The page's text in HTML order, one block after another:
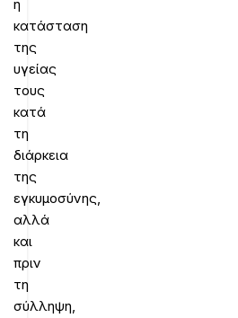
η
κατάσταση
της
υγείας
τους
κατά
τη
διάρκεια
της
εγκυμοσύνης,
αλλά
και
πριν
τη
σύλληψη,